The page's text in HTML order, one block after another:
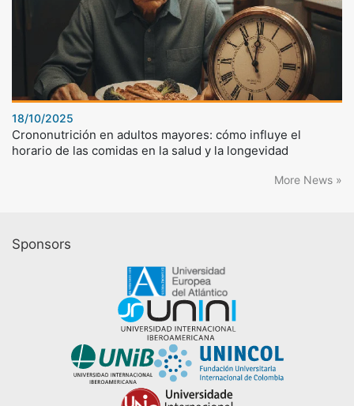
18/10/2025
Crononutrición en adultos mayores: cómo influye el
horario de las comidas en la salud y la longevidad
More News »
Sponsors